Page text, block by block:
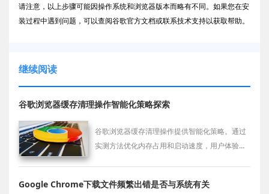
请注意，以上步骤可能因操作系统和浏览器版本而略有不同。如果您在安
装过程中遇到问题，可以查阅谷歌官方文档或联系技术支持以获取帮助。
继续阅读
谷歌浏览器缓存清理操作智能化策略探索
谷歌浏览器缓存清理操作提供智能化策略。通过
实测方法优化内存占用和启动速度，用户体验显
Google Chrome下载文件频繁出错是否与系统有关